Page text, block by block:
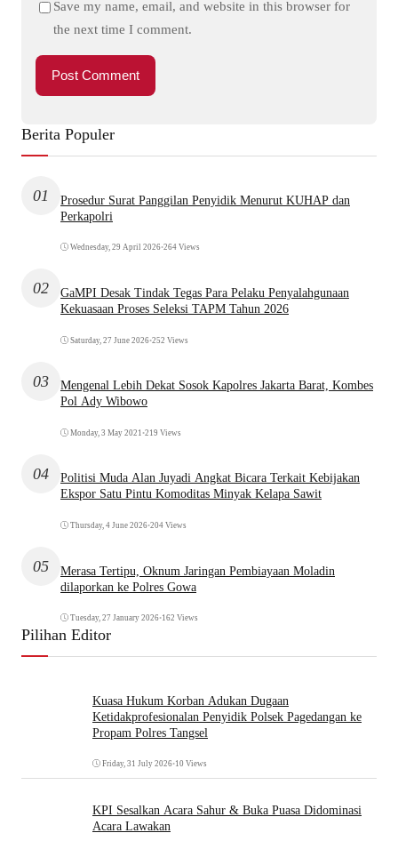
Save my name, email, and website in this browser for
the next time I comment.
Berita Populer
01
Prosedur Surat Panggilan Penyidik Menurut KUHAP dan
Perkapolri
Wednesday, 29 April 2026•264 Views
02
GaMPI Desak Tindak Tegas Para Pelaku Penyalahgunaan
Kekuasaan Proses Seleksi TAPM Tahun 2026
Saturday, 27 June 2026•252 Views
03
Mengenal Lebih Dekat Sosok Kapolres Jakarta Barat, Kombes
Pol Ady Wibowo
Monday, 3 May 2021 •219 Views
04
Politisi Muda Alan Juyadi Angkat Bicara Terkait Kebijakan
Ekspor Satu Pintu Komoditas Minyak Kelapa Sawit
Thursday, 4 June 2026•204 Views
05
Merasa Tertipu, Oknum Jaringan Pembiayaan Moladin
dilaporkan ke Polres Gowa
Tuesday, 27 January 2026•162 Views
Pilihan Editor
Kuasa Hukum Korban Adukan Dugaan
Ketidakprofesionalan Penyidik Polsek Pagedangan ke
Propam Polres Tangsel
Friday, 31 July 2026•10 Views
KPI Sesalkan Acara Sahur & Buka Puasa Didominasi
Acara Lawakan